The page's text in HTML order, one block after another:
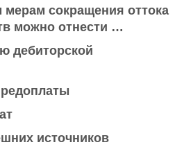
мерам сокращения оттока
можно отнести …
дебиторской
источников